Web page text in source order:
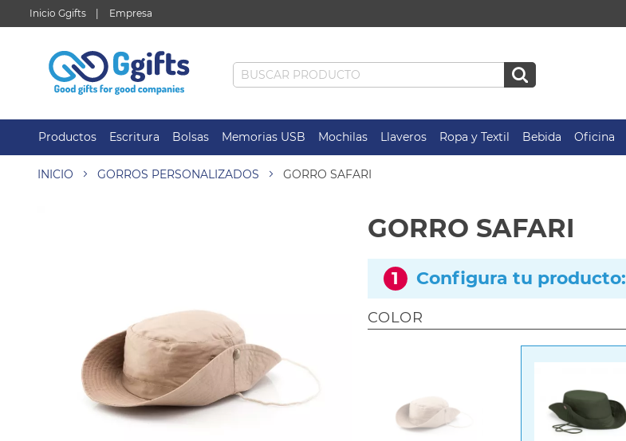
Inicio Ggifts Empresa
Productos Escritura Bolsas Memorias USB Mochilas Llaveros Ropa y Textil Bebida Oficina
INICIO GORROS PERSONALIZADOS GORRO SAFARI
GORRO SAFARI
1 Configura tu producto:
COLOR